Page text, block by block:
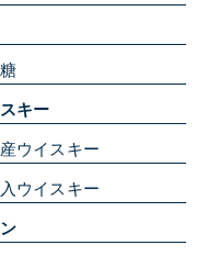
キー
ウイスキー
ウイスキー